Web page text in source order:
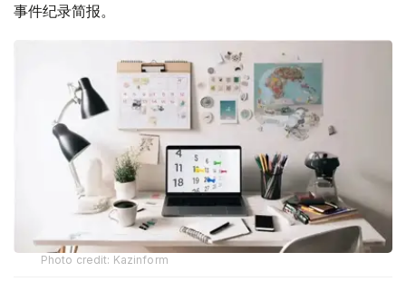
事件纪录简报。
Photo credit: Kazinform